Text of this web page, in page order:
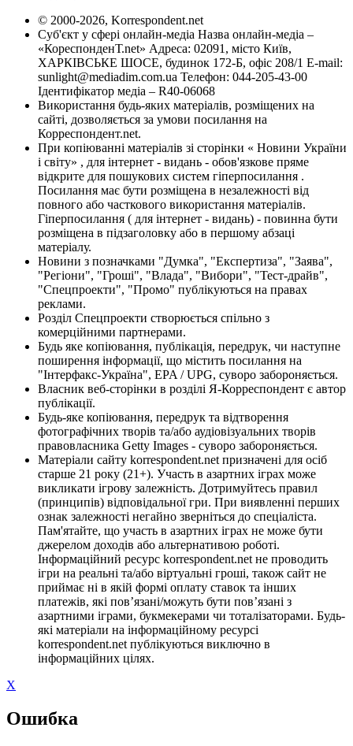
© 2000-2026, Korrespondent.net
Суб'єкт у сфері онлайн-медіа Назва онлайн-медіа –
«КореспонденТ.net» Адреса: 02091, місто Київ,
ХАРКІВСЬКЕ ШОСЕ, будинок 172-Б, офіс 208/1 E-mail:
sunlight@mediadim.com.ua Телефон: 044-205-43-00
Ідентифікатор медіа – R40-06068
Використання будь-яких матеріалів, розміщених на
сайті, дозволяється за умови посилання на
Корреспондент.net.
При копіюванні матеріалів зі сторінки « Новини України
і світу» , для інтернет - видань - обов'язкове пряме
відкрите для пошукових систем гіперпосилання .
Посилання має бути розміщена в незалежності від
повного або часткового використання матеріалів.
Гіперпосилання ( для інтернет - видань) - повинна бути
розміщена в підзаголовку або в першому абзаці
матеріалу.
Новини з позначками "Думка", "Експертиза", "Заява",
"Регіони", "Гроші", "Влада", "Вибори", "Тест-драйв",
"Спецпроекти", "Промо" публікуються на правах
реклами.
Розділ Спецпроекти створюється спільно з
комерційними партнерами.
Будь яке копіювання, публікація, передрук, чи наступне
поширення інформації, що містить посилання на
"Інтерфакс-Україна", EPA / UPG, суворо забороняється.
Власник веб-сторінки в розділі Я-Корреспондент є автор
публікації.
Будь-яке копіювання, передрук та відтворення
фотографічних творів та/або аудіовізуальних творів
правовласника Getty Images - суворо забороняється.
Матеріали сайту korrespondent.net призначені для осіб
старше 21 року (21+). Участь в азартних іграх може
викликати ігрову залежність. Дотримуйтесь правил
(принципів) відповідальної гри. При виявленні перших
ознак залежності негайно зверніться до спеціаліста.
Пам'ятайте, що участь в азартних іграх не може бути
джерелом доходів або альтернативою роботі.
Інформаційний ресурс korrespondent.net не проводить
ігри на реальні та/або віртуальні гроші, також сайт не
приймає ні в якій формі оплату ставок та інших
платежів, які пов’язані/можуть бути пов’язані з
азартними іграми, букмекерами чи тоталізаторами. Будь-
які матеріали на інформаційному ресурсі
korrespondent.net публікуються виключно в
інформаційних цілях.
X
Ошибка